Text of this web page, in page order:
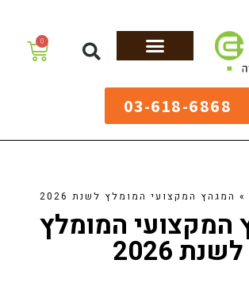
0
03-618-6868
» המגהץ המקצועי המומלץ לשנת 2026
המקצועי המומלץ
לשנת 2026